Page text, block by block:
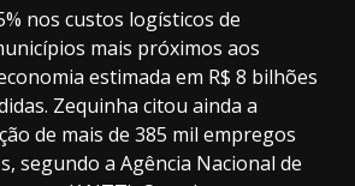
nos custos logísticos de
mais próximos aos
estimada em R$ 8 bilhões
Zequinha citou ainda a
de mais de 385 mil empregos
segundo a Agência Nacional de